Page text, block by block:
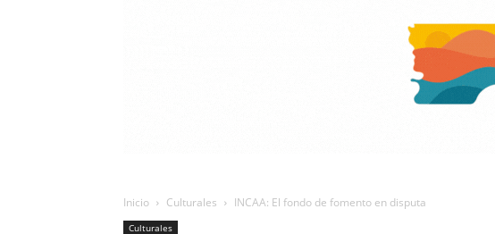
Inicio Culturales INCAA: El fondo de fomento en disputa
Culturales